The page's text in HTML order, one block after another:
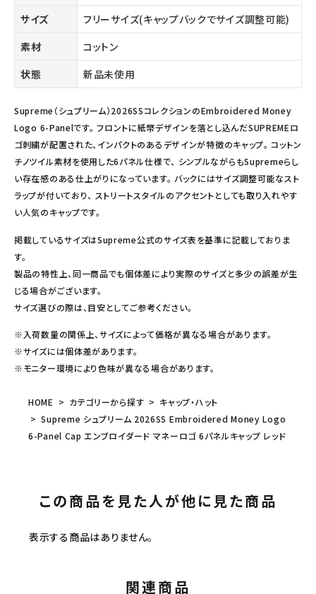
サイズ
フリーサイズ(キャップバックでサイズ調整可能)
素材
コットン
状態
新品未使用
Supreme（シュプリーム）2026SSコレクションのEmbroidered Money
Logo 6-Panelです。 フロントに紙幣デザインを落とし込んだSUPREMEロ
ゴ刺繍が配置された、インパクトのあるデザインが特徴のキャップ。 コットン
チノツイル素材を使用した6パネル仕様で、 シンプルながらもSupremeらし
い存在感のある仕上がりになっています。 バックにはサイズ調整可能なスト
ラップが付いており、 ストリートスタイルのアクセントとしても取り入れやす
い人気のキャップです。
掲載しているサイズはSupreme公式のサイズ表を基準に記載しておりま
す。
製品の特性上、同一商品でも個体差により実際のサイズと多少の誤差が生
じる場合がございます。
サイズ選びの際は、目安としてご参考ください。
※入荷数量の関係上、サイズによって価格が異なる場合があります。
※サイズには個体差があります。
※モニター環境により色味が異なる場合があります。
HOME カテゴリーから探す
キャップ・ハット
Supreme シュプリーム 2026SS Embroidered Money Logo
6-Panel Cap エンブロイダード マネーロゴ 6パネルキャップ レッド
この商品を見た人が他に見た商品
表示する商品はありません。
関連商品